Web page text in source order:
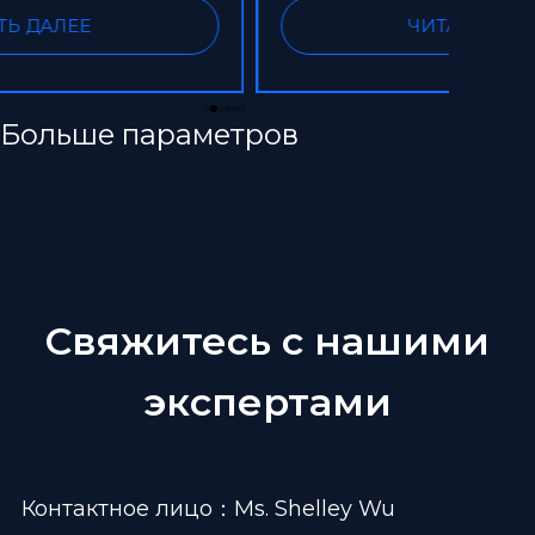
ЧИТАТЬ ДАЛЕЕ
Больше параметров
Свяжитесь с нашими
экспертами
Контактное лицо：Ms. Shelley Wu